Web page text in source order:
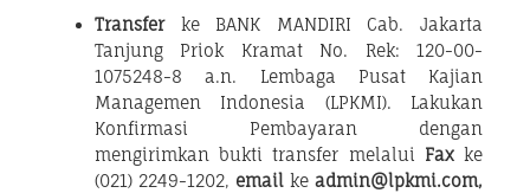
Transferke BANK MANDIRI Cab. Jakarta
Tanjung Priok Kramat No. Rek: 120-00-
1075248-8 a.n. Lembaga Pusat Kajian
Managemen Indonesia (LPKMI). Lakukan
Konfirmasi Pembayaran dengan
mengirimkan bukti transfer melalui Faxke
(021) 2249-1202, email ke admin@lpkmi.com,